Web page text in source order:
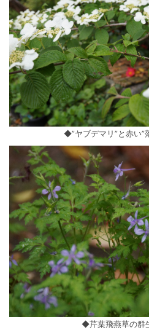
◆”ヤブデマリ”と赤い”
◆芹葉飛燕草の群